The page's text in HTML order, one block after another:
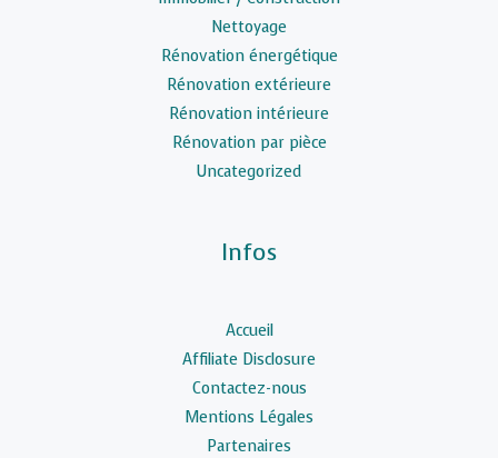
Nettoyage
Rénovation énergétique
Rénovation extérieure
Rénovation intérieure
Rénovation par pièce
Uncategorized
Infos
Accueil
Affiliate Disclosure
Contactez-nous
Mentions Légales
Partenaires